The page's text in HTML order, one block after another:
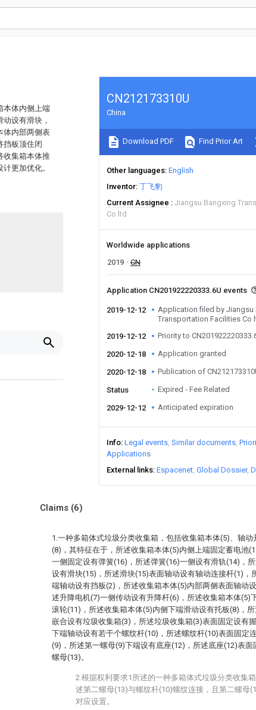
本体内侧上端
设有滑块，
体内部两侧表
挡板顶住闭
收集箱本体推
更加优化。
CN212173310U
China
Download PDF Find Prior Art
Other languages English
Inventor 丁飞豹
Current Assignee
Jiangsu Bangxing
Co ltd
Worldwide applications
2019
CN
Application CN201922220333.6U events
2019-12-12
Application filed by Jiangsu
Transportation Facilities Co
2019-12-12
Priority to
2020-12-18 Application granted
2020-12-18 Publication of
Status Expired - Fee Related
2029-12-12 Anticipated expiration
Info Legal events Similar documents
Applications
External links Espacenet Global Dossier
Claims (6)
1.一种多箱体式垃圾分类收集箱，包括收集箱本体(5)、轴动
(8)，其特征在于，所述收集箱本体(5)内侧上端固定蓄电池
一侧固定设有弹簧(16)，所述弹簧(16)一侧设有滑轨(14)，
设有滑块(15)，所述滑块(15)表面轴动设有轴动连接杆(1)，
端轴动设有挡板(2)，所述收集箱本体(5)内部两侧表面轴动
述升降电机(7)一侧传动设有升降杆(6)，所述收集箱本体(5)
滚轮(11)，所述收集箱本体(5)内侧下端滑动设有托板(8)，
嵌合设有垃圾收集箱(3)，所述垃圾收集箱(3)表面固定设有
下端轴动设有若干个螺纹杆(10)，所述螺纹杆(10)表面固定
(9)，所述第一螺母(9)下端设有底座(12)，所述底座(12)表面
螺母(13)。
2.根据权利要求1所述的一种多箱体式垃圾分类收集
述第二螺母(13)与螺纹杆(10)螺纹连接，且第二螺母
对应设置。